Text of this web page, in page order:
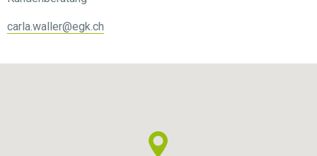
carla.waller@egk.ch